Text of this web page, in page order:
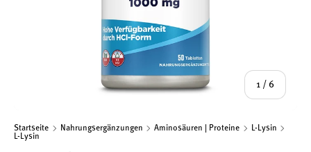
1 / von
6
Startseite Nahrungsergänzungen Aminosäuren | Proteine
L-Lysin
L-Lysin